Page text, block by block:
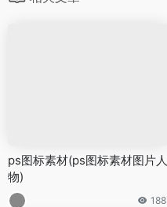
ps图标素材(ps图标素材图片人
物)
188